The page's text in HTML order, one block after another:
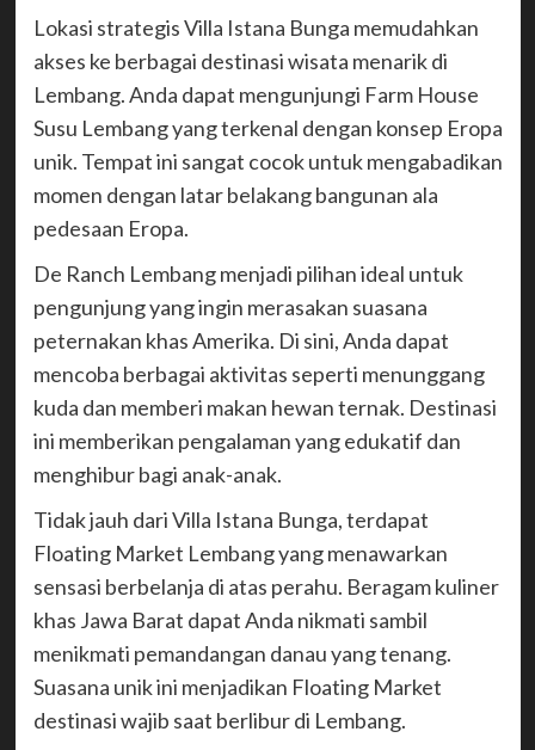
Lokasi strategis Villa Istana Bunga memudahkan
akses ke berbagai destinasi wisata menarik di
Lembang. Anda dapat mengunjungi Farm House
Susu Lembang yang terkenal dengan konsep Eropa
unik. Tempat ini sangat cocok untuk mengabadikan
momen dengan latar belakang bangunan ala
pedesaan Eropa.
De Ranch Lembang menjadi pilihan ideal untuk
pengunjung yang ingin merasakan suasana
peternakan khas Amerika. Di sini, Anda dapat
mencoba berbagai aktivitas seperti menunggang
kuda dan memberi makan hewan ternak. Destinasi
ini memberikan pengalaman yang edukatif dan
menghibur bagi anak-anak.
Tidak jauh dari Villa Istana Bunga, terdapat
Floating Market Lembang yang menawarkan
sensasi berbelanja di atas perahu. Beragam kuliner
khas Jawa Barat dapat Anda nikmati sambil
menikmati pemandangan danau yang tenang.
Suasana unik ini menjadikan Floating Market
destinasi wajib saat berlibur di Lembang.